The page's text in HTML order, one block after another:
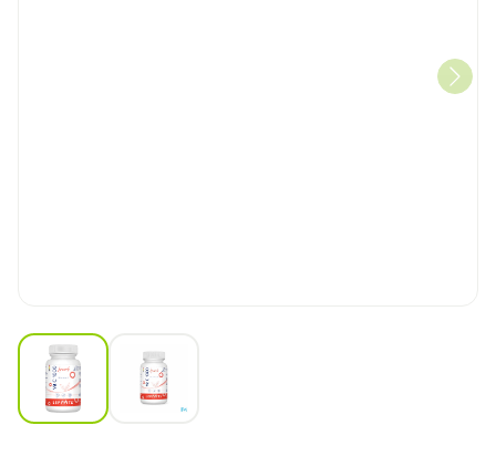
View larger imageView larger image